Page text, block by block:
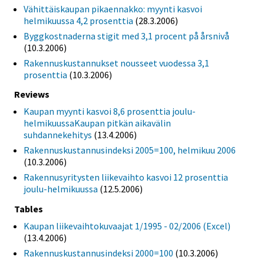
Vähittäiskaupan pikaennakko: myynti kasvoi
helmikuussa 4,2 prosenttia (28.3.2006)
Byggkostnaderna stigit med 3,1 procent på årsnivå
(10.3.2006)
Rakennuskustannukset nousseet vuodessa 3,1
prosenttia (10.3.2006)
Reviews
Kaupan myynti kasvoi 8,6 prosenttia joulu-
helmikuussaKaupan pitkän aikavälin
suhdannekehitys (13.4.2006)
Rakennuskustannusindeksi 2005=100, helmikuu 2006
(10.3.2006)
Rakennusyritysten liikevaihto kasvoi 12 prosenttia
joulu-helmikuussa (12.5.2006)
Tables
Kaupan liikevaihtokuvaajat 1/1995 - 02/2006 (Excel)
(13.4.2006)
Rakennuskustannusindeksi 2000=100 (10.3.2006)